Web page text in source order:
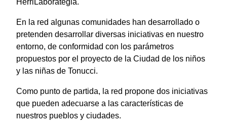
HerriLaborategia.
En la red algunas comunidades han desarrollado o
pretenden desarrollar diversas iniciativas en nuestro
entorno, de conformidad con los parámetros
propuestos por el proyecto de la Ciudad de los niños
y las niñas de Tonucci.
Como punto de partida, la red propone dos iniciativas
que pueden adecuarse a las características de
nuestros pueblos y ciudades.